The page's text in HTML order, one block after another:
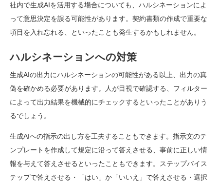
社内で生成AIを活用する場合についても、ハルシネーションによ
って意思決定を誤る可能性があります。契約書類の作成で重要な
項目を入れ忘れる、といったことも発生するかもしれません。
ハルシネーションへの対策
生成AIの出力にハルシネーションの可能性がある以上、出力の真
偽を確かめる必要があります。人が目視で確認する、フィルター
によって出力結果を機械的にチェックするといったことがありう
るでしょう。
生成AIへの指示の出し方を工夫することもできます。指示文のテ
ンプレートを作成して規定に沿って答えさせる、事前に正しい情
報を与えて答えさせるといったこともできます。ステップバイス
テップで答えさせる・「はい」か「いいえ」で答えさせる・選択